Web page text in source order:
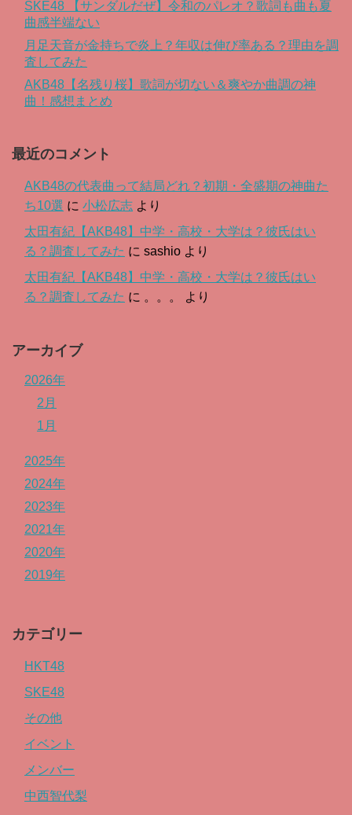
SKE48 【サンダルだぜ】令和のパレオ？歌詞も曲も夏
曲感半端ない
月足天音が金持ちで炎上？年収は伸び率ある？理由を調
査してみた
AKB48【名残り桜】歌詞が切ない＆爽やか曲調の神
曲！感想まとめ
最近のコメント
AKB48の代表曲って結局どれ？初期・全盛期の神曲た
ち10選 に 小松広志 より
太田有紀【AKB48】中学・高校・大学は？彼氏はい
る？調査してみた に sashio より
太田有紀【AKB48】中学・高校・大学は？彼氏はい
る？調査してみた に 。。。 より
アーカイブ
2026年
2月
1月
2025年
2024年
2023年
2021年
2020年
2019年
カテゴリー
HKT48
SKE48
その他
イベント
メンバー
中西智代梨